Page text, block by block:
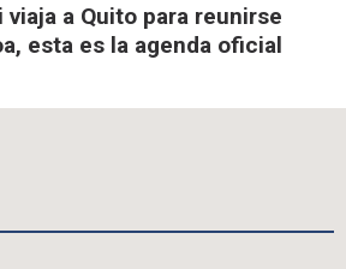
a Quito para reunirse
esta es la agenda oficial